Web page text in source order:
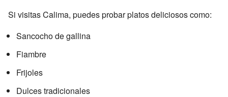
Si visitas Calima, puedes probar platos deliciosos como:
Sancocho de gallina
Fiambre
Frijoles
Dulces tradicionales